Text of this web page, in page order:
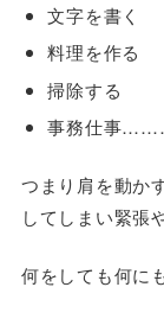
文字を書く
料理を作る
掃除する
事務仕事
つまり肩を動か
してしまい緊張
何をしても何に